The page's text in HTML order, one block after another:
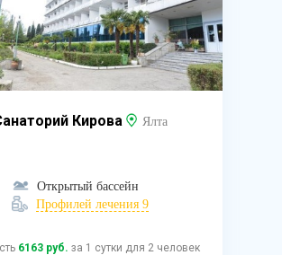
Кирова Ялта
Открытый бассейн
Профилей лечения 9
6163 руб. за 1 сутки для 2 человек